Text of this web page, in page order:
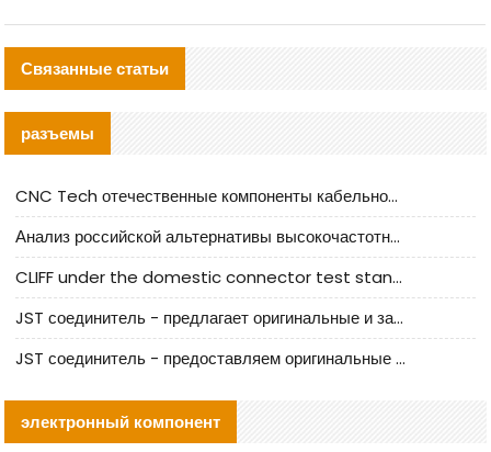
Связанные статьи
разъемы
CNC Tech отечественные компоненты кабельной арматуры оценка и руководство по производственному внедрению
Анализ российской альтернативы высокочастотных кабельных колодцев I-PEX
CLIFF under the domestic connector test standard update
JST соединитель - предлагает оригинальные и заменяющие JST NSHR-02V-S соединители
JST соединитель - предоставляем оригинальные JST GHR-09V-S соединители и их аналоги
электронный компонент